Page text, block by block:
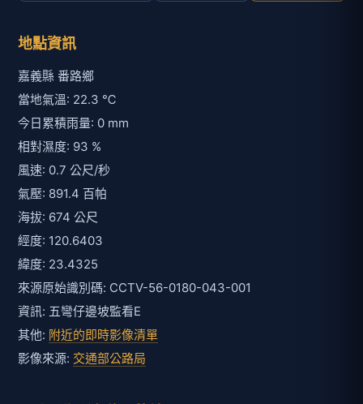
地點資訊
嘉義縣 番路鄉
當地氣溫: 22.3 ℃
今日累積雨量: 0 mm
相對濕度: 93 %
風速: 0.7 公尺/秒
氣壓: 891.4 百帕
海拔: 674 公尺
經度: 120.6403
緯度: 23.4325
來源原始識別碼: CCTV-56-0180-043-001
資訊: 五彎仔邊坡監看E
其他: 附近的即時影像清單
影像來源: 交通部公路局